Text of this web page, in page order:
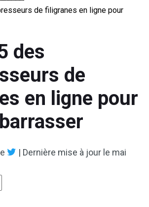
largeur
vitesse/Inversion
Récolter
visue
vidéo
vidéo
vidéos en ligne
de filigranes en ligne pour
des
de
en ligne pour
| Dernière mise à jour le mai